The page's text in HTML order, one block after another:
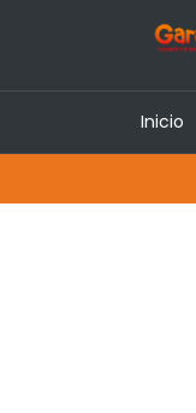
Inicio